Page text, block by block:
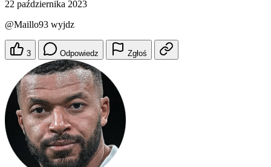
22 października 2023
@Maillo93 wyjdz
3 Odpowiedz Zgłoś